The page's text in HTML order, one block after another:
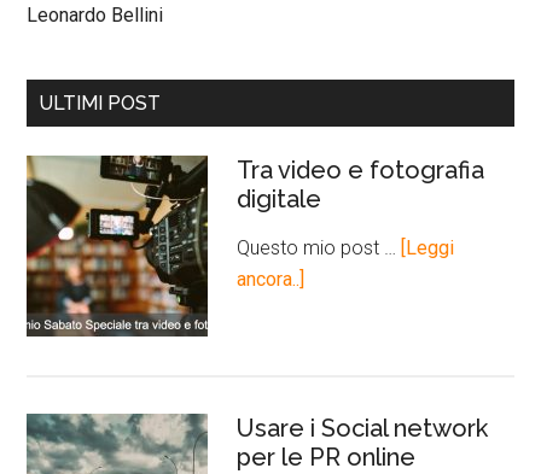
Leonardo Bellini
ULTIMI POST
Tra video e fotografia
digitale
Questo mio post …
[Leggi
ancora..]
Usare i Social network
per le PR online